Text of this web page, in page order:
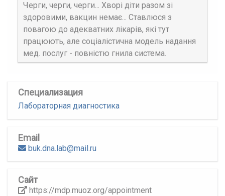
Черги, черги, черги... Хворі діти разом зі
здоровими, вакцин немає... Ставлюся з
повагою до адекватних лікарів, які тут
працюють, але соціалістична модель надання
мед. послуг - повністю гнила система.
Специализация
Лабораторная диагностика
Email
buk.dna.lab@mail.ru
Сайт
https://mdp.muoz.org/appointment